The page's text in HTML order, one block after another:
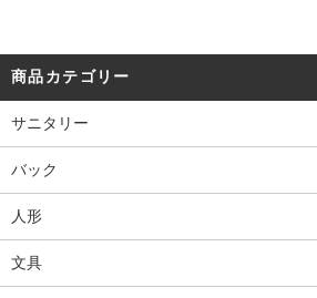
商品カテゴリー
サニタリー
バック
人形
文具